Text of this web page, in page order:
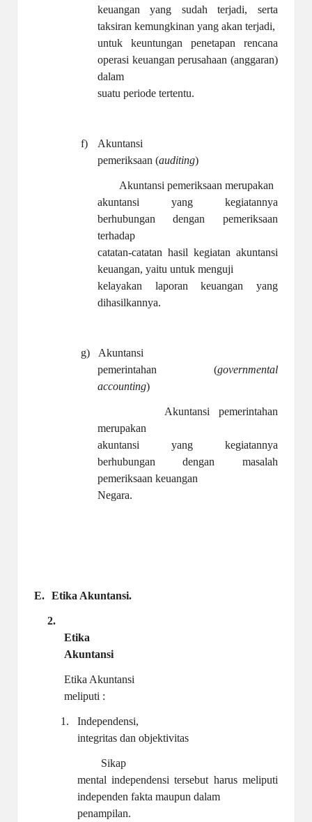
keuangan yang sudah terjadi, serta
taksiran kemungkinan yang akan terjadi,
untuk keuntungan penetapan rencana
operasi keuangan perusahaan (anggaran)
dalam
suatu periode tertentu.
f)
Akuntansi
pemeriksaan (auditing)
Akuntansi pemeriksaan merupakan
akuntansi yang kegiatannya
berhubungan dengan pemeriksaan
terhadap
catatan-catatan hasil kegiatan akuntansi
keuangan, yaitu untuk menguji
kelayakan laporan keuangan yang
dihasilkannya.
g)
Akuntansi
pemerintahan (governmental
accounting)
Akuntansi pemerintahan
merupakan
akuntansi yang kegiatannya
berhubungan dengan masalah
pemeriksaan keuangan
Negara.
E. Etika Akuntansi.
2.
Etika
Akuntansi
Etika Akuntansi
meliputi :
1.
Independensi,
integritas dan objektivitas
Sikap
mental independensi tersebut harus meliputi
independen fakta maupun dalam
penampilan.